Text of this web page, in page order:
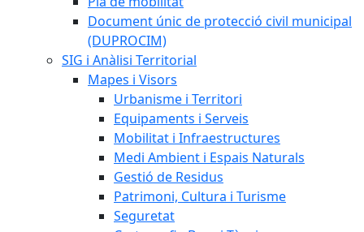
Document únic de protecció civil municipal
(DUPROCIM)
SIG i Anàlisi Territorial
Mapes i Visors
Urbanisme i Territori
Equipaments i Serveis
Mobilitat i Infraestructures
Medi Ambient i Espais Naturals
Gestió de Residus
Patrimoni, Cultura i Turisme
Seguretat